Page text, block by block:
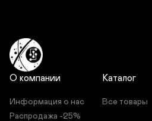
О компании
Информация о нас
Распродажа -25%
Каталог
Все товары